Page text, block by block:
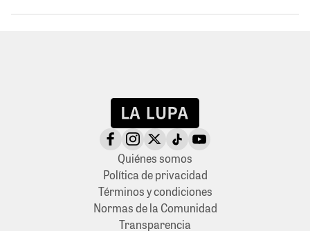
Quiénes somos
Política de privacidad
Términos y condiciones
Normas de la Comunidad
Transparencia